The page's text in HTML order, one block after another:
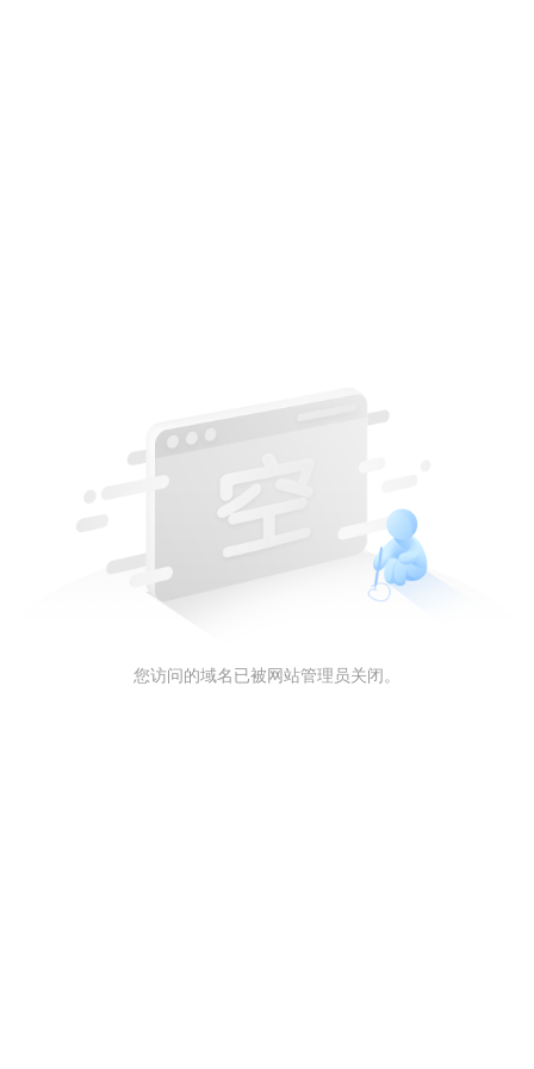
您访问的域名已被网站管理员关闭。